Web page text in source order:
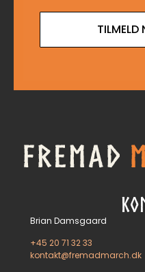
TILMELD
Brian Damsgaard
+45 20 71 32 33
kontakt@fremadmarch.dk